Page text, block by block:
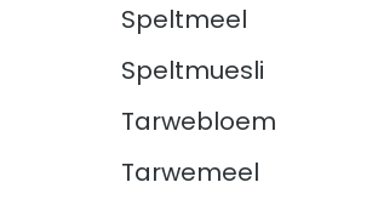
Speltmeel
Speltmuesli
Tarwebloem
Tarwemeel